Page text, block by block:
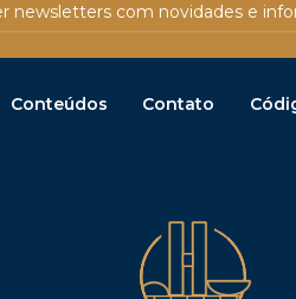
newsletters com novidades e
Conteúdos Contato